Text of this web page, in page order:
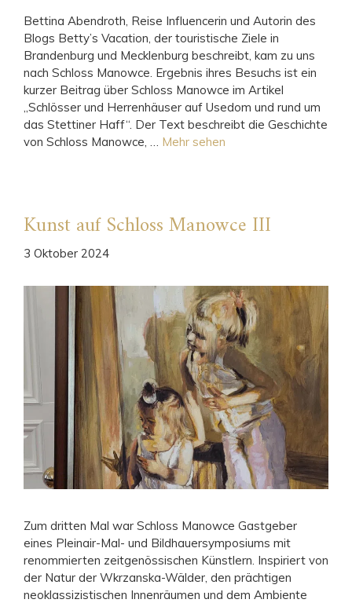
Bettina Abendroth, Reise Influencerin und Autorin des
Blogs Betty’s Vacation, der touristische Ziele in
Brandenburg und Mecklenburg beschreibt, kam zu uns
nach Schloss Manowce. Ergebnis ihres Besuchs ist ein
kurzer Beitrag über Schloss Manowce im Artikel
„Schlösser und Herrenhäuser auf Usedom und rund um
das Stettiner Haff“. Der Text beschreibt die Geschichte
von Schloss Manowce, … Mehr sehen
Kunst auf Schloss Manowce III
3 Oktober 2024
Zum dritten Mal war Schloss Manowce Gastgeber
eines Pleinair-Mal- und Bildhauersymposiums mit
renommierten zeitgenössischen Künstlern. Inspiriert von
der Natur der Wkrzanska-Wälder, den prächtigen
neoklassizistischen Innenräumen und dem Ambiente